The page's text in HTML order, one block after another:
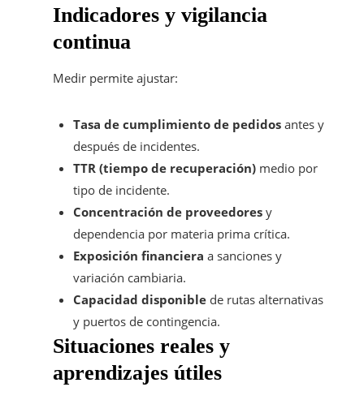
Indicadores y vigilancia
continua
Medir permite ajustar:
Tasa de cumplimiento de pedidos antes y
después de incidentes.
TTR (tiempo de recuperación) medio por
tipo de incidente.
Concentración de proveedores y
dependencia por materia prima crítica.
Exposición financiera a sanciones y
variación cambiaria.
Capacidad disponible de rutas alternativas
y puertos de contingencia.
Situaciones reales y
aprendizajes útiles